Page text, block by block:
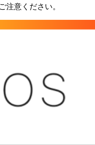
意ください。